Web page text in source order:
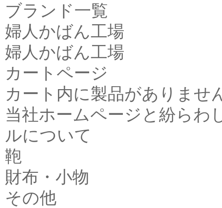
ブランド一覧
婦人かばん工場
婦人かばん工場
カートページ
カート内に製品がありませ
当社ホームページと紛らわ
ルについて
鞄
財布・小物
その他